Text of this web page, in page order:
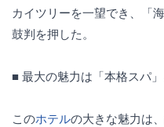
カイツリーを一望でき、「
鼓判を押した。
■ 最大の魅力は「本格スパ」
このホテルの大きな魅力は